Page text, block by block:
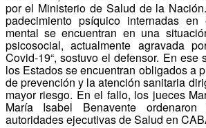
por el Ministerio de Salud de la
padecimiento psíquico internadas
mental se encuentran en una
psicosocial, actualmente agravada
Covid-19“, sostuvo el defensor. En ese
los Estados se encuentran obligados a
de prevención y la atención sanitaria
mayor riesgo. En el fallo, los jueces
María Isabel Benavente
autoridades ejecutivas de Salud en